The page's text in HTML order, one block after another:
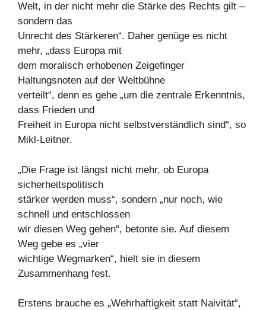
Welt, in der nicht mehr die Stärke des Rechts gilt –
sondern das
Unrecht des Stärkeren“. Daher genüge es nicht
mehr, „dass Europa mit
dem moralisch erhobenen Zeigefinger
Haltungsnoten auf der Weltbühne
verteilt“, denn es gehe „um die zentrale Erkenntnis,
dass Frieden und
Freiheit in Europa nicht selbstverständlich sind“, so
Mikl-Leitner.
„Die Frage ist längst nicht mehr, ob Europa
sicherheitspolitisch
stärker werden muss“, sondern „nur noch, wie
schnell und entschlossen
wir diesen Weg gehen“, betonte sie. Auf diesem
Weg gebe es „vier
wichtige Wegmarken“, hielt sie in diesem
Zusammenhang fest.
Erstens brauche es „Wehrhaftigkeit statt Naivität“,